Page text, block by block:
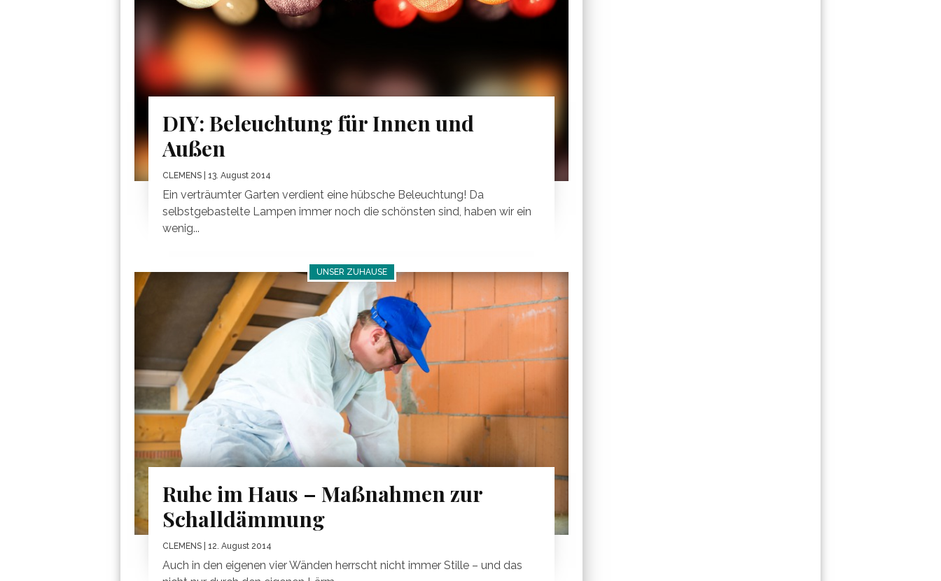
DIY: Beleuchtung für Innen und
Außen
CLEMENS | 13. August 2014
Ein verträumter Garten verdient eine hübsche Beleuchtung! Da
selbstgebastelte Lampen immer noch die schönsten sind, haben wir ein
wenig...
UNSER ZUHAUSE
Ruhe im Haus – Maßnahmen zur
Schalldämmung
CLEMENS | 12. August 2014
Auch in den eigenen vier Wänden herrscht nicht immer Stille – und das